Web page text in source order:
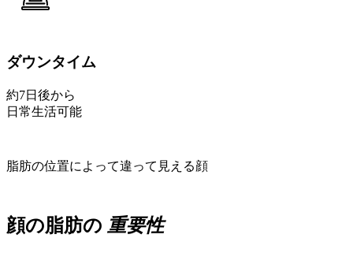
ダウンタイム
約7日後から
日常生活可能
脂肪の位置によって違って見える顔
顔の脂肪の 重要性